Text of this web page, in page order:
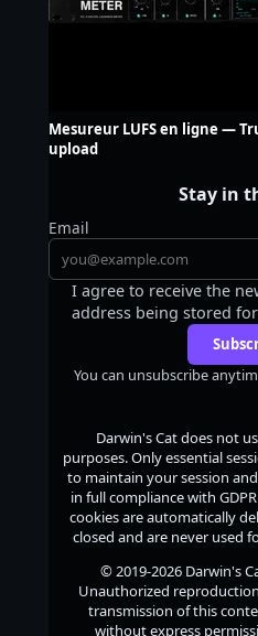
Mesureur LUFS en ligne —
upload
Stay in
Email
I agree to receive the
address being stored
You can unsubscribe
Darwin's Catdoes not
purposes. Only essential
to maintain your session
in full compliance with
cookies are automatically
closed and are never used
© 2019-2026 Darwin's
Unauthorized
transmission of this
without express